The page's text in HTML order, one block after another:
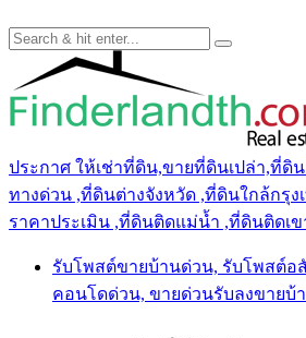
ประกาศ ให้เช่าที่ดิน,ขายที่ดินเปล่า,ที่
ทางด่วน ,ที่ดินต่างจังหวัด ,ที่ดินใกล้กรุง
ราคาประเมิน ,ที่ดินติดแม่น้ำ ,ที่ดินติดเ
รับโพสต์ขายบ้านด่วน, รับโพสต์อ
คอนโดด่วน, ขายด่วนรับลงขายบ้